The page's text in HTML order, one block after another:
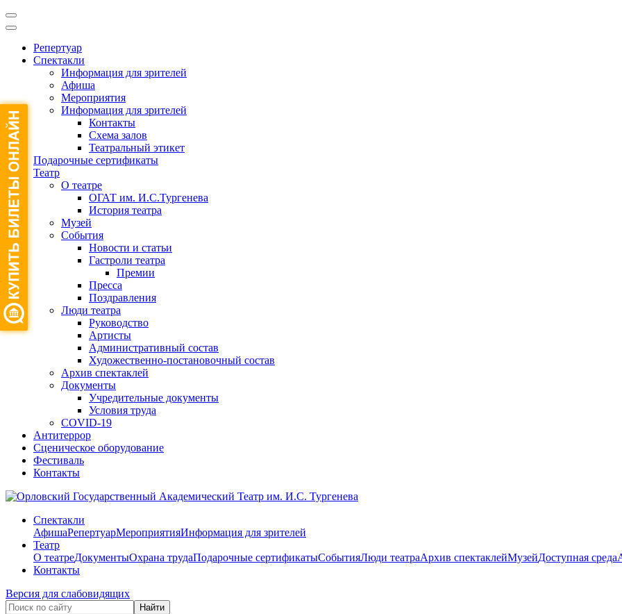
Репертуар
Спектакли
Информация для зрителей
Афиша
Мероприятия
Информация для зрителей
Контакты
Схема залов
Театральный этикет
Подарочные сертификаты
Театр
О театре
ОГАТ им. И.С.Тургенева
История театра
Музей
События
Новости и статьи
Гастроли театра
Премии
Пресса
Поздравления
Люди театра
Руководство
Артисты
Административный состав
Художественно-постановочный состав
Архив спектаклей
Документы
Учредительные документы
Условия труда
COVID-19
Антитеррор
Сценическое оборудование
Фестиваль
Контакты
Спектакли
АфишаРепертуарМероприятияИнформация для зрителей
Театр
О театреДокументыОхрана трудаПодарочные сертификатыСобытияЛюди театраАрхив спектаклейМузейДоступная среда
Контакты
Версия для слабовидящих
Найти